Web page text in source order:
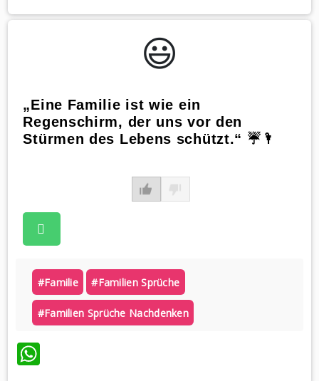
😃️
„Eine Familie ist wie ein
Regenschirm, der uns vor den
Stürmen des Lebens schützt.“ ☔🌂
#familie #familien Sprüche
#familien Sprüche Nachdenken
WhatsApp